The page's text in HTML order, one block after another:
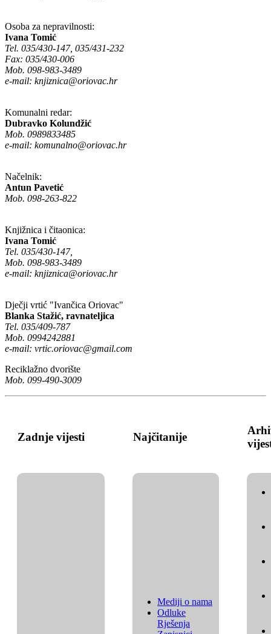
Osoba za nepravilnosti:
Ivana Tomić
Tel. 035/430-147, 035/431-232
Fax: 035/430-006
Mob. 098-983-3489
e-mail: knjiznica@oriovac.hr
Komunalni redar:
Dubravko Kolundžić
Mob. 0989833485
e-mail: komunalno@oriovac.hr
Načelnik:
Antun Pavetić
Mob. 098-263-822
Knjižnica i čitaonica:
Ivana Tomić
Tel. 035/430-147,
Mob. 098-983-3489
e-mail: knjiznica@oriovac.hr
Dječji vrtić "Ivančica Oriovac"
Blanka Stažić, ravnateljica
Tel. 035/409-787
Mob. 0994242881
e-mail: vrtic.oriovac@gmail.com
Reciklažno dvorište
Mob. 099-490-3009
Zadnje vijesti Najčitanije
Mediji o nama
Odluke
Rješenja